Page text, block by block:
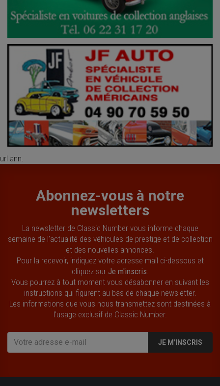
url ann.
Abonnez-vous à notre
newsletters
La newsletter de Classic Number vous informe chaque
semaine de l’actualité des véhicules de prestige et de collection
et des nouvelles annonces.
Pour la recevoir, indiquez votre adresse mail ci-dessous et
cliquez sur Je m'inscris
Vous pourrez à tout moment vous désabonner en suivant les
instructions qui figurent au bas de chaque newsletter.
Les informations que vous nous transmettez sont destinées à
l’usage exclusif de Classic Number.
JE M'INSCRIS